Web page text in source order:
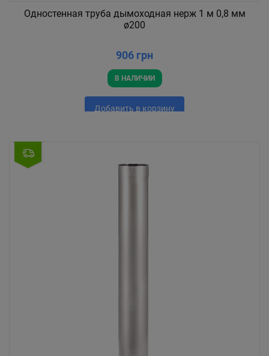
Одностенная труба дымоходная нерж 1 м 0,8 мм
ø200
906 грн
В НАЛИЧИИ
Добавить в корзину